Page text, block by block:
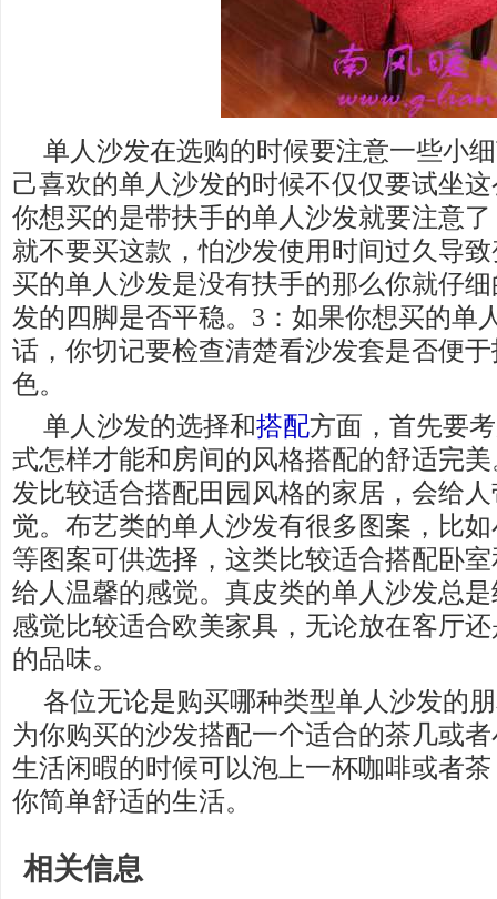
单人沙发在选购的时候要注意一些小
己喜欢的单人沙发的时候不仅仅要试坐
你想买的是带扶手的单人沙发就要注意
就不要买这款，怕沙发使用时间过久导
买的单人沙发是没有扶手的那么你就仔
发的四脚是否平稳。3：如果你想买的单
话，你切记要检查清楚看沙发套是否便
色。
单人沙发的选择和搭配方面，首先要
式怎样才能和房间的风格搭配的舒适完
发比较适合搭配田园风格的家居，会给
觉。布艺类的单人沙发有很多图案，比
等图案可供选择，这类比较适合搭配卧
给人温馨的感觉。真皮类的单人沙发总
感觉比较适合欧美家具，无论放在客厅
的品味。
各位无论是购买哪种类型单人沙发的
为你购买的沙发搭配一个适合的茶几或
生活闲暇的时候可以泡上一杯咖啡或者
你简单舒适的生活。
相关信息